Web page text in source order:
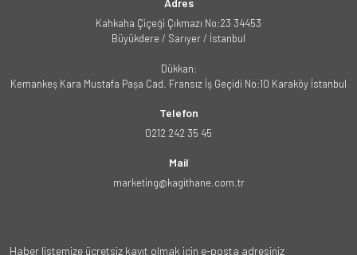
Adres
Kahkaha Çiçeği Çıkmazı No:23 34453
Büyükdere / Sarıyer / İstanbul
Dükkan:
Kemankeş Kara Mustafa Paşa Cad. Fransız İş Geçidi No:10 Karaköy İstanbul
Telefon
0212 242 35 45
Mail
marketing@kagithane.com.tr